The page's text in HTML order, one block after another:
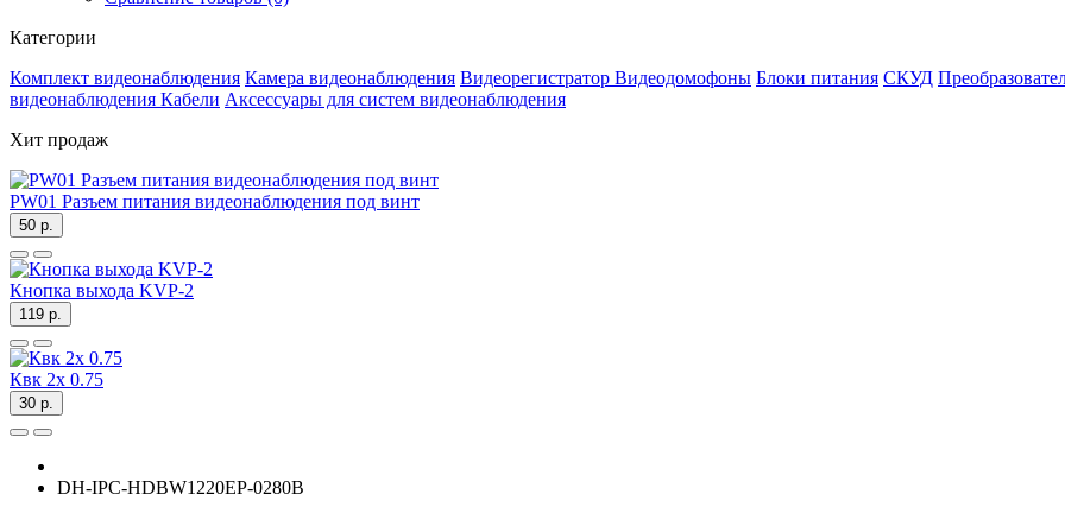
Категории
Комплект видеонаблюдения Камера видеонаблюдения Видеорегистратор Видеодомофоны Блоки питания СКУД
видеонаблюдения Кабели Аксессуары для систем видеонаблюдения
Хит продаж
PW01 Разъем питания видеонаблюдения под винт
50 р.
Кнопка выхода KVP-2
119 р.
Квк 2х 0.75
30 р.
DH-IPC-HDBW1220EP-0280B